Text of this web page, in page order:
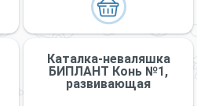
Каталка-неваляшка
БИПЛАНТ Конь №1,
развивающая